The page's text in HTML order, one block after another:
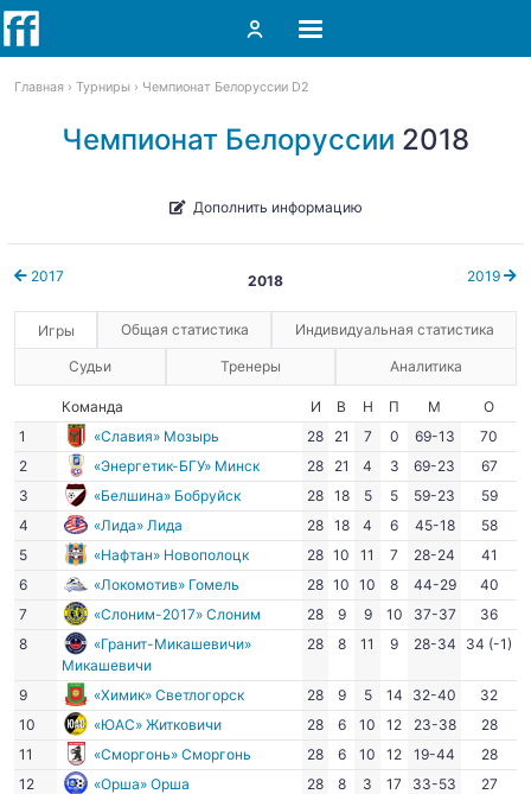
Главная Турниры Чемпионат Белоруссии D2
Чемпионат Белоруссии 2018
Дополнить информацию
2017 2019
2018
Игры Общая статистика Индивидуальная статистика
Судьи Тренеры Аналитика
Команда И В Н П М
О
1
«Славия» Мозырь 28 21 7 0 69-13
70
2
«Энергетик-БГУ» Минск 28 21 4 3 69-23
67
3
«Белшина» Бобруйск 28 18 5 5 59-23
59
4
«Лида» Лида 28 18 4 6 45-18
58
5
«Нафтан» Новополоцк 28 10 11 7 28-24
41
6
«Локомотив» Гомель 28 10 10 8 44-29
40
7
«Слоним-2017» Слоним 28 9 9 10 37-37
36
8
«Гранит-Микашевичи»
Микашевичи
28 8 11 9 28-34 34 (-1)
9 «Химик» Светлогорск 28 9 5 14 32-40
32
10
«ЮАС» Житковичи 28 6 10 12 23-38
28
11
«Сморгонь» Сморгонь 28 6 10 12 19-44
28
12
«Орша» Орша 28 8 3 17 33-53
27